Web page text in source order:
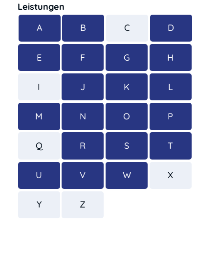
Leistungen
A
B C D
E F G H
I J K L
M N O P
Q R S T
U V W X
Y Z